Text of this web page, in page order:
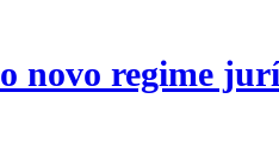
novo regime